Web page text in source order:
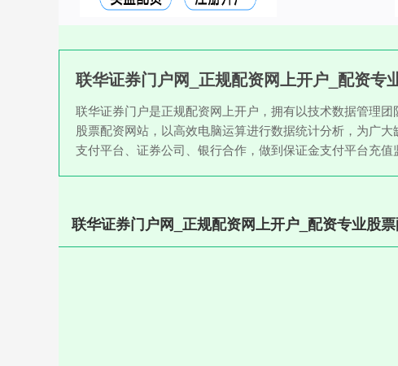
联华证券门户网_正规配资网上开户_配资专
联华证券门户是正规配资网上开户，拥有以技术数据管理
股票配资网站，以高效电脑运算进行数据统计分析，为广
支付平台、证券公司、银行合作，做到保证金支付平台充
联华证券门户网_正规配资网上开户_配资专业股